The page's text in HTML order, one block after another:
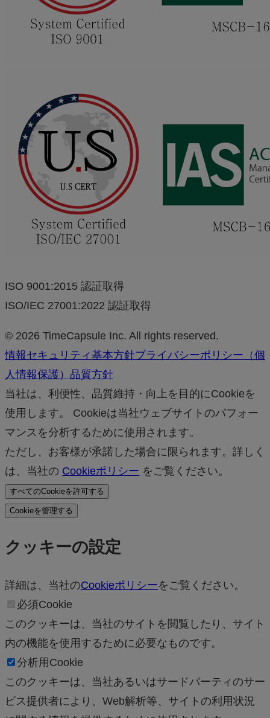
ISO 9001:2015 認証取得
ISO/IEC 27001:2022 認証取得
© 2026 TimeCapsule Inc. All rights reserved.
情報セキュリティ基本方針プライバシーポリシー（個
人情報保護） 品質方針
当社は、利便性、品質維持・向上を目的にCookieを
使用します。 Cookieは当社ウェブサイトのパフォー
マンスを分析するために使用されます。
ただし、お客様が承諾した場合に限られます。詳しく
は、当社の Cookieポリシー をご覧ください。
すべてのCookieを許可する
Cookieを管理する
クッキーの設定
詳細は、当社のCookieポリシーをご覧ください。
必須Cookie
このクッキーは、当社のサイトを閲覧したり、サイト
内の機能を使用するために必要なものです。
分析用Cookie
このクッキーは、当社あるいはサードパーティのサー
ビス提供者により、Web解析等、サイトの利用状況